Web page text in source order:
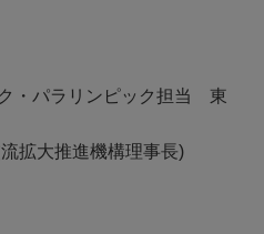
・パラリンピック担当 東
拡大推進機構理事長)